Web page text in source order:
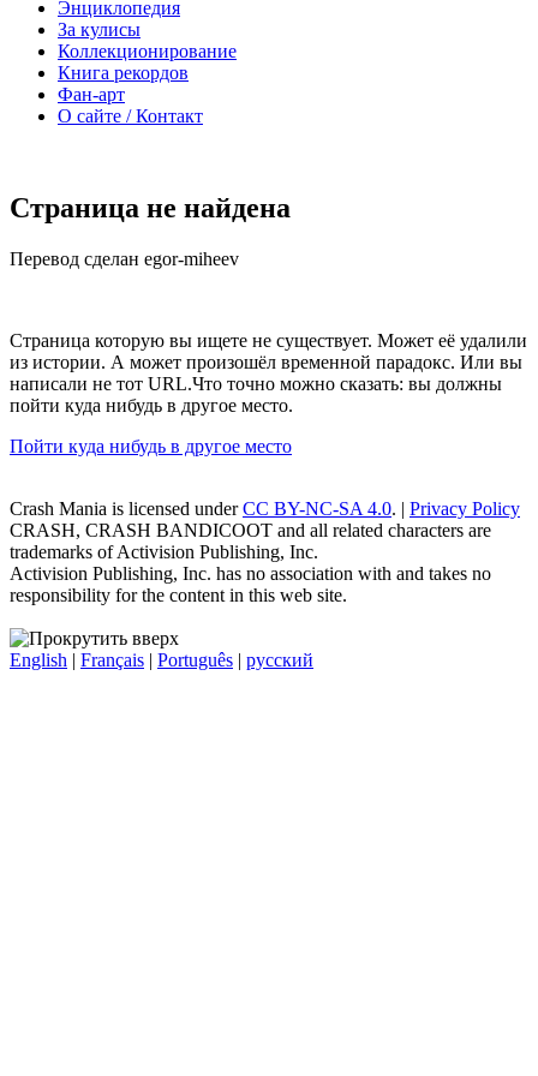
Энциклопедия
За кулисы
Коллекционирование
Книга рекордов
Фан-арт
О сайте / Контакт
Страница не найдена
Перевод сделан egor-miheev
Страница которую вы ищете не существует. Может её удалили
из истории. А может произошёл временной парадокс. Или вы
написали не тот URL.Что точно можно сказать: вы должны
пойти куда нибудь в другое место.
Пойти куда нибудь в другое место
Crash Mania is licensed underCC BY-NC-SA 4.0. | Privacy Policy
CRASH, CRASH BANDICOOT and all related characters are
trademarks of Activision Publishing, Inc.
Activision Publishing, Inc. has no association with and takes no
responsibility for the content in this web site.
English | Français | Português | русский